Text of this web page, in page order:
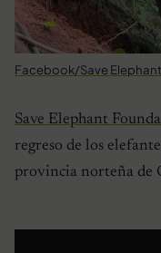
Facebook/Save
Save Elephant
regreso de los
provincia norteña de